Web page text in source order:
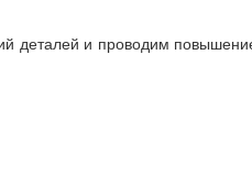
деталей и проводим